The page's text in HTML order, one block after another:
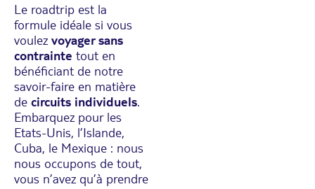
Le roadtrip est la
formule idéale si vous
voulez voyager sans
contrainte tout en
bénéficiant de notre
savoir-faire en matière
de circuits individuels.
Embarquez pour les
Etats-Unis, l’Islande,
Cuba, le Mexique : nous
nous occupons de tout,
vous n’avez qu’à prendre